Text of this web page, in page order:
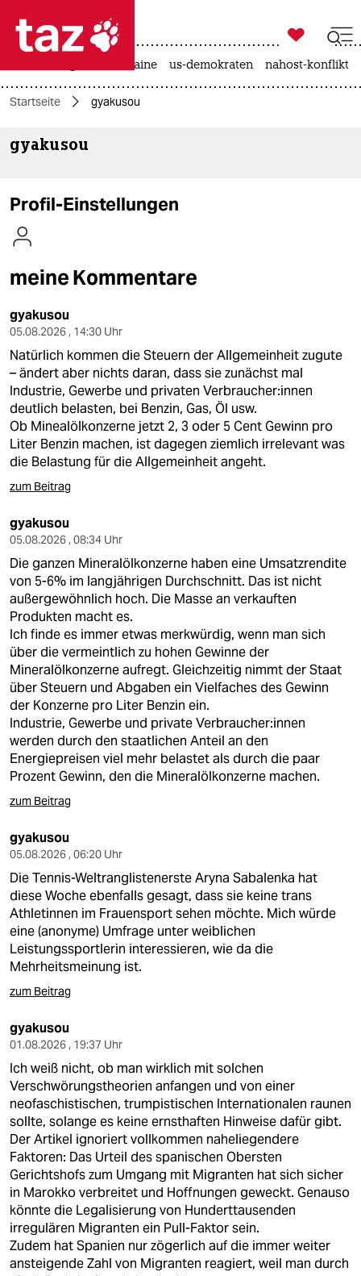
 taz zahl ich
themen
kultur
sport
berlin
nord
wahrheit
verlag
veranstaltungen
shop
fragen & hilfe
unterstützen
abo
genossenschaft
epaper login

taz zahl ich
krieg in der ukraine us-demokraten nahost-konflikt
Startseite gyakusou
gyakusou
Profil-Einstellungen
meine Kommentare
gyakusou
05.08.2026 , 14:30 Uhr
Natürlich kommen die Steuern der Allgemeinheit zugute
– ändert aber nichts daran, dass sie zunächst mal
Industrie, Gewerbe und privaten Verbraucher:innen
deutlich belasten, bei Benzin, Gas, Öl usw.
Ob Minealölkonzerne jetzt 2, 3 oder 5 Cent Gewinn pro
Liter Benzin machen, ist dagegen ziemlich irrelevant was
die Belastung für die Allgemeinheit angeht.
zum Beitrag
gyakusou
05.08.2026 , 08:34 Uhr
Die ganzen Mineralölkonzerne haben eine Umsatzrendite
von 5-6% im langjährigen Durchschnitt. Das ist nicht
außergewöhnlich hoch. Die Masse an verkauften
Produkten macht es.
Ich finde es immer etwas merkwürdig, wenn man sich
über die vermeintlich zu hohen Gewinne der
Mineralölkonzerne aufregt. Gleichzeitig nimmt der Staat
über Steuern und Abgaben ein Vielfaches des Gewinn
der Konzerne pro Liter Benzin ein.
Industrie, Gewerbe und private Verbraucher:innen
werden durch den staatlichen Anteil an den
Energiepreisen viel mehr belastet als durch die paar
Prozent Gewinn, den die Mineralölkonzerne machen.
zum Beitrag
gyakusou
05.08.2026 , 06:20 Uhr
Die Tennis-Weltranglistenerste Aryna Sabalenka hat
diese Woche ebenfalls gesagt, dass sie keine trans
Athletinnen im Frauensport sehen möchte. Mich würde
eine (anonyme) Umfrage unter weiblichen
Leistungssportlerin interessieren, wie da die
Mehrheitsmeinung ist.
zum Beitrag
gyakusou
01.08.2026 , 19:37 Uhr
Ich weiß nicht, ob man wirklich mit solchen
Verschwörungstheorien anfangen und von einer
neofaschistischen, trumpistischen Internationalen raunen
sollte, solange es keine ernsthaften Hinweise dafür gibt.
Der Artikel ignoriert vollkommen naheliegendere
Faktoren: Das Urteil des spanischen Obersten
Gerichtshofs zum Umgang mit Migranten hat sich sicher
in Marokko verbreitet und Hoffnungen geweckt. Genauso
könnte die Legalisierung von Hunderttausenden
irregulären Migranten ein Pull-Faktor sein.
Zudem hat Spanien nur zögerlich auf die immer weiter
ansteigende Zahl von Migranten reagiert, weil man durch